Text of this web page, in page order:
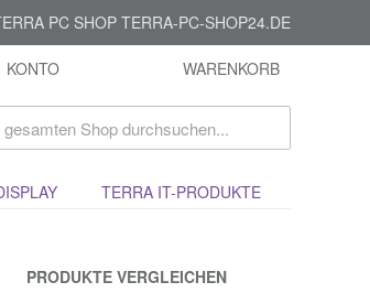
PC SHOP TERRA-PC-SHOP24.DE
KONTO WARENKORB
TERRA IT-PRODUKTE
PRODUKTE VERGLEICHEN